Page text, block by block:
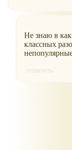
Не знаю в
классных
ответить